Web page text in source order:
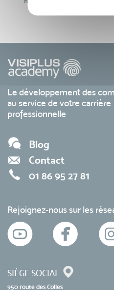
Le développement des
au service de votre carrière
professionnelle
Blog
Contact
01 86 95 27 81
Rejoignez-nous sur les
SIÈGE SOCIAL
950 route des Colles